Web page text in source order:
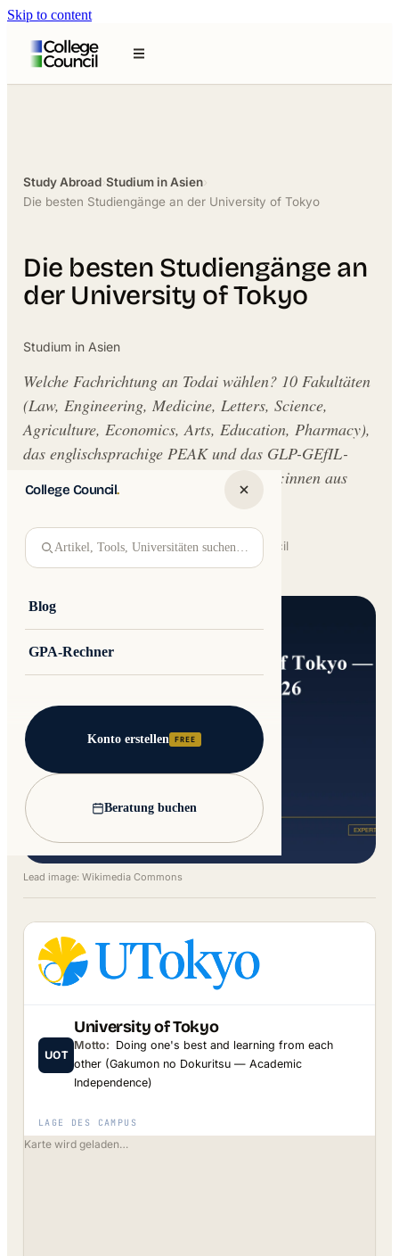
Skip to content
College Council.
Artikel, Tools, Universitäten suchen…
Blog
GPA-Rechner
Konto erstellen FREE
Beratung buchen
Study Abroad›Studium in Asien›
Die besten Studiengänge an der University of Tokyo
Die besten Studiengänge an
der University of Tokyo
Studium in Asien
Welche Fachrichtung an Todai wählen? 10 Fakultäten
(Law, Engineering, Medicine, Letters, Science,
Agriculture, Economics, Arts, Education, Pharmacy),
das englischsprachige PEAK und das GLP-GEfIL-
Programm - ein Leitfaden für Bewerber:innen aus
Deutschland.
Written byJakub Andre College Council
Updated 25 April 2026 · 8 min read
Lead image: Wikimedia Commons
UOT
University of Tokyo
Motto: Doing one's best and learning from each
other (Gakumon no Dokuritsu — Academic
Independence)
LAGE DES CAMPUS
Karte wird geladen…